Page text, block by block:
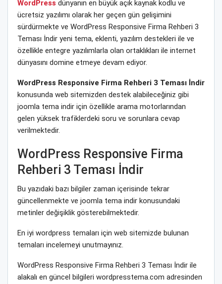
WordPress dünyanın en büyük açık kaynak kodlu ve
ücretsiz yazılımı olarak her geçen gün gelişimini
sürdürmekte ve WordPress Responsive Firma Rehberi 3
Teması İndir yeni tema, eklenti, yazılım destekleri ile ve
özellikle entegre yazılımlarla olan ortaklıkları ile internet
dünyasını domine etmeye devam ediyor.
WordPress Responsive Firma Rehberi 3 Teması İndir
konusunda web sitemizden destek alabileceğiniz gibi
joomla tema indir için özellikle arama motorlarından
gelen yüksek trafiklerdeki soru ve sorunlara cevap
verilmektedir.
WordPress Responsive Firma
Rehberi 3 Teması İndir
Bu yazıdaki bazı bilgiler zaman içerisinde tekrar
güncellenmekte ve joomla tema indir konusundaki
metinler değişiklik gösterebilmektedir.
En iyi wordpress temaları için web sitemizde bulunan
temaları incelemeyi unutmayınız.
WordPress Responsive Firma Rehberi 3 Teması İndir ile
alakalı en güncel bilgileri wordpresstema.com adresinden